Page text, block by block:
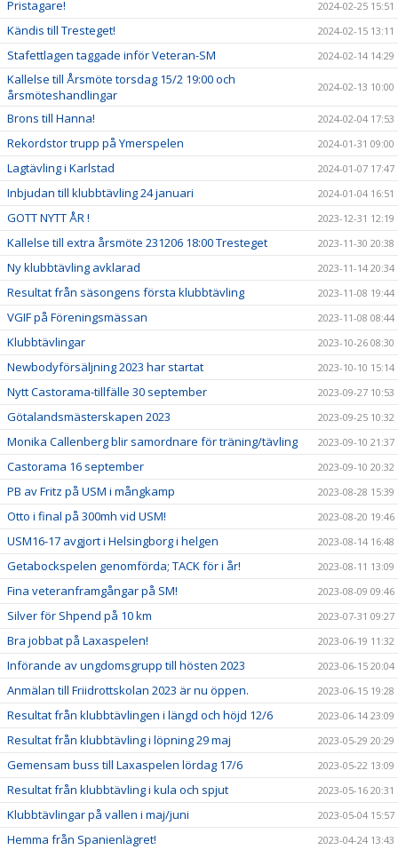
Pristagare! 2024-02-25 15:51
Kändis till Tresteget! 2024-02-15 13:11
Stafettlagen taggade inför Veteran-SM 2024-02-14 14:29
Kallelse till Årsmöte torsdag 15/2 19:00 och
årsmöteshandlingar
2024-02-13 10:00
Brons till Hanna! 2024-02-04 17:53
Rekordstor trupp på Ymerspelen 2024-01-31 09:00
Lagtävling i Karlstad 2024-01-07 17:47
Inbjudan till klubbtävling 24 januari 2024-01-04 16:51
GOTT NYTT ÅR ! 2023-12-31 12:19
Kallelse till extra årsmöte 231206 18:00 Tresteget 2023-11-30 20:38
Ny klubbtävling avklarad 2023-11-14 20:34
Resultat från säsongens första klubbtävling 2023-11-08 19:44
VGIF på Föreningsmässan 2023-11-08 08:44
Klubbtävlingar 2023-10-26 08:30
Newbodyförsäljning 2023 har startat 2023-10-10 15:14
Nytt Castorama-tillfälle 30 september 2023-09-27 10:53
Götalandsmästerskapen 2023 2023-09-25 10:32
Monika Callenberg blir samordnare för träning/tävling 2023-09-10 21:37
Castorama 16 september 2023-09-10 20:32
PB av Fritz på USM i mångkamp 2023-08-28 15:39
Otto i final på 300mh vid USM! 2023-08-20 19:46
USM16-17 avgjort i Helsingborg i helgen 2023-08-14 16:48
Getabockspelen genomförda; TACK för i år! 2023-08-11 13:09
Fina veteranframgångar på SM! 2023-08-09 09:46
Silver för Shpend på 10 km 2023-07-31 09:27
Bra jobbat på Laxaspelen! 2023-06-19 11:32
Införande av ungdomsgrupp till hösten 2023 2023-06-15 20:04
Anmälan till Friidrottskolan 2023 är nu öppen. 2023-06-15 19:28
Resultat från klubbtävlingen i längd och höjd 12/6 2023-06-14 23:09
Resultat från klubbtävling i löpning 29 maj 2023-05-29 20:29
Gemensam buss till Laxaspelen lördag 17/6 2023-05-22 13:09
Resultat från klubbtävling i kula och spjut 2023-05-16 20:31
Klubbtävlingar på vallen i maj/juni 2023-05-04 15:57
Hemma från Spanienlägret! 2023-04-24 13:43